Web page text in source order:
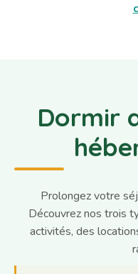
Dormir
Prolongez votre
Découvrez nos trois
activités, des